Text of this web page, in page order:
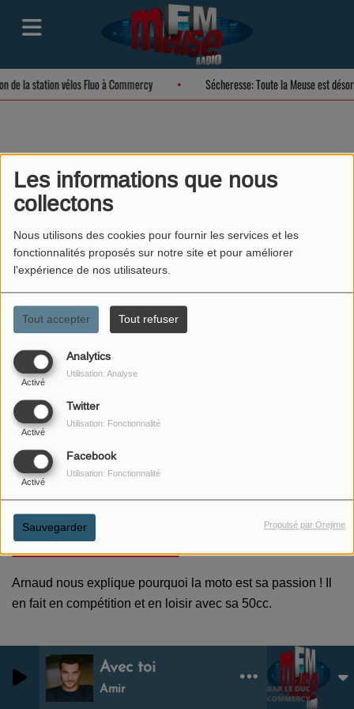
Les informations que nous
collectons
Nous utilisons des cookies pour fournir les services et les
fonctionnalités proposés sur notre site et pour améliorer
l'expérience de nos utilisateurs.
Tout accepter Tout refuser
Analytics
Activé
Utilisation: Analyse
Twitter
Activé
Utilisation: Fonctionnalité
Facebook
Activé
Utilisation: Fonctionnalité
Sauvegarder Propulsé par Orejime
Avec toi
Amir
de la station vélos Fluo à Commercy Sécheresse: Toute la Meuse est
Arnaud - Passion
Moto
0
06 JANVIER 2025
ÉCOUTER LE PODCAST
Arnaud nous explique pourquoi la moto est sa passion ! Il
en fait en compétition et en loisir avec sa 50cc.